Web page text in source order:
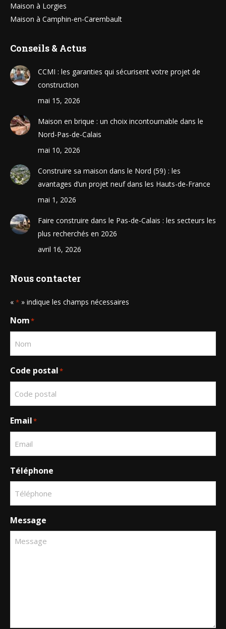
Maison à Lorgies
Maison à Camphin-en-Carembault
Conseils & Actus
CCMI : les garanties qui sécurisent votre projet de
construction
mai 15, 2026
Maison en brique : un choix incontournable dans le
Nord-Pas-de-Calais
mai 10, 2026
Construire sa maison dans le Nord (59) : les
avantages d’un projet neuf dans les Hauts-de-France
mai 1, 2026
Faire construire dans le Pas-de-Calais : les secteurs les
plus recherchés en 2026
avril 16, 2026
Nous contacter
« * » indique les champs nécessaires
Nom*
Code postal*
Email*
Téléphone
Message